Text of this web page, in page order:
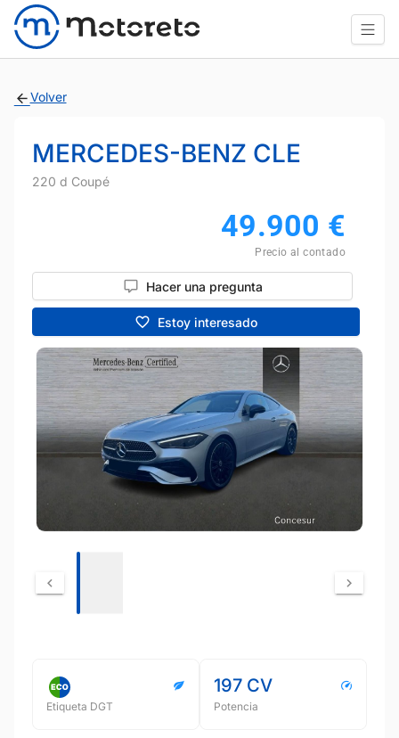
Volver
MERCEDES-BENZ CLE
220 d Coupé
49.900 €
Precio al contado
Hacer una pregunta
Estoy interesado
Etiqueta DGT
197 CV
Potencia